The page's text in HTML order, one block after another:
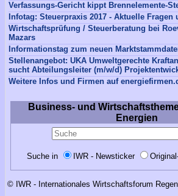
Verfassungs-Gericht kippt Brennelemente-
Infotag: Steuerpraxis 2017 - Aktuelle Fragen
Wirtschaftsprüfung / Steuerberatung bei
Mazars
Informationstag zum neuen
Stellenangebot: UKA Umweltgerechte
sucht Abteilungsleiter (m/w/d)
Weitere Infos und Firmen auf
Business- und
Energien
Suche in IWR - Newsticker
© IWR - Internationales Wirtschaftsforum